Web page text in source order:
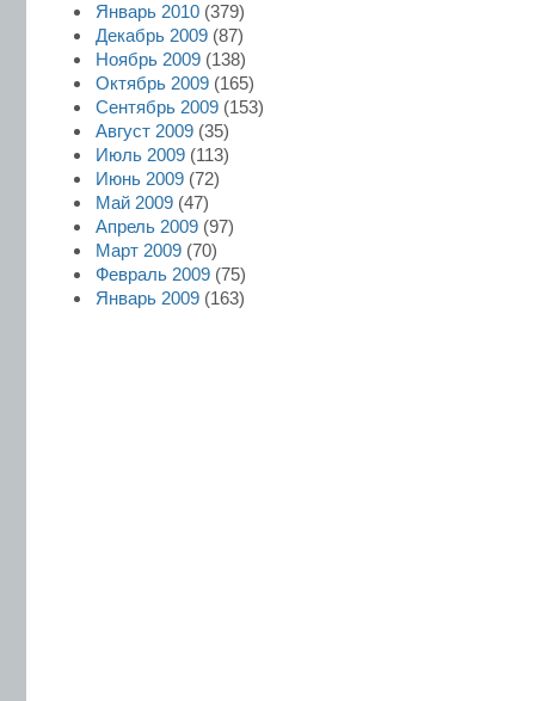
Январь 2010 (379)
Декабрь 2009 (87)
Ноябрь 2009 (138)
Октябрь 2009 (165)
Сентябрь 2009 (153)
Август 2009 (35)
Июль 2009 (113)
Июнь 2009 (72)
Май 2009 (47)
Апрель 2009 (97)
Март 2009 (70)
Февраль 2009 (75)
Январь 2009 (163)